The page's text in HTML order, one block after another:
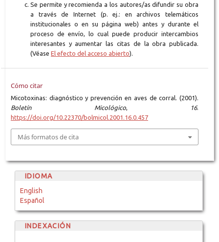
Se permite y recomienda a los autores/as difundir su obra
a través de Internet (p. ej.: en archivos telemáticos
institucionales o en su página web) antes y durante el
proceso de envío, lo cual puede producir intercambios
interesantes y aumentar las citas de la obra publicada.
(Véase El efecto del acceso abierto).
Cómo citar
Micotoxinas: diagnóstico y prevención en aves de corral. (2001).
Boletín Micológico, 16.
https://doi.org/10.22370/bolmicol.2001.16.0.457
Más formatos de cita
IDIOMA
English
Español
INDEXACIÓN